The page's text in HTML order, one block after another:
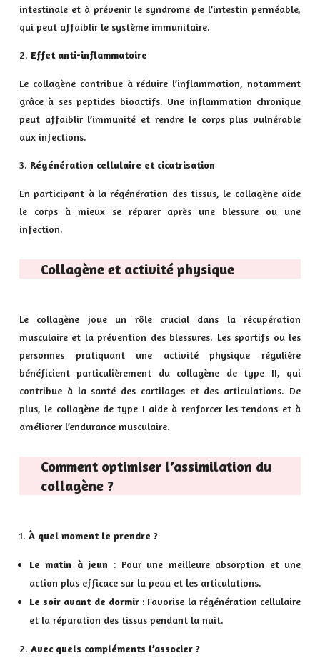
intestinale et à prévenir le syndrome de l’intestin perméable,
qui peut affaiblir le système immunitaire.
Effet anti-inflammatoire
Le collagène contribue à réduire l’inflammation, notamment
grâce à ses peptides bioactifs. Une inflammation chronique
peut affaiblir l’immunité et rendre le corps plus vulnérable
aux infections.
Régénération cellulaire et cicatrisation
En participant à la régénération des tissus, le collagène aide
le corps à mieux se réparer après une blessure ou une
infection.
Collagène et activité physique
Le collagène joue un rôle crucial dans la récupération
musculaire et la prévention des blessures. Les sportifs ou les
personnes pratiquant une activité physique régulière
bénéficient particulièrement du collagène de type II, qui
contribue à la santé des cartilages et des articulations. De
plus, le collagène de type I aide à renforcer les tendons et à
améliorer l’endurance musculaire.
Comment optimiser l’assimilation du
collagène ?
À quel moment le prendre ?
Le matin à jeun : Pour une meilleure absorption et une
action plus efficace sur la peau et les articulations.
Le soir avant de dormir: Favorise la régénération cellulaire
et la réparation des tissus pendant la nuit.
Avec quels compléments l’associer ?